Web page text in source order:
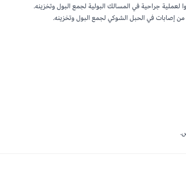
جراحية في المسالك البولية لجمع البول وتخزينه.
إصابات في الحبل الشوكي لجمع البول وتخزينه.